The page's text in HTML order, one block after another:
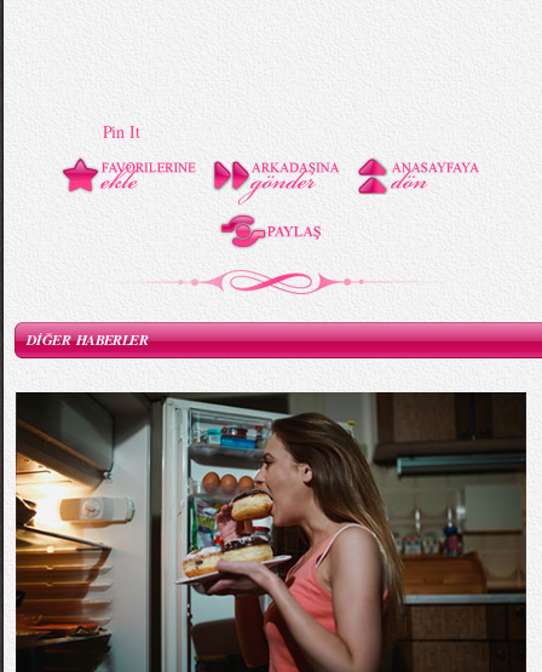
Pin It
DİĞER HABERLER